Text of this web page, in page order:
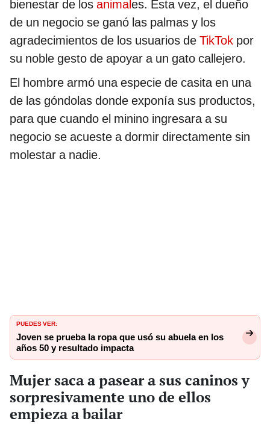
bienestar de los animales. Esta vez, el dueño
de un negocio se ganó las palmas y los
agradecimientos de los usuarios de TikTok por
su noble gesto de apoyar a un gato callejero.
El hombre armó una especie de casita en una
de las góndolas donde exponía sus productos,
para que cuando el minino ingresara a su
negocio se acueste a dormir directamente sin
molestar a nadie.
PUEDES VER:
Joven se prueba la ropa que usó su abuela en los
años 50 y resultado impacta
Mujer saca a pasear a sus caninos y
sorpresivamente uno de ellos
empieza a bailar